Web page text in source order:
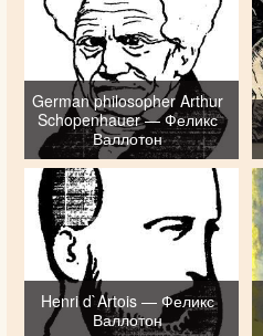
German philosopher Arthur
Schopenhauer — Феликс
Валлотон
Henri d`Artois — Феликс
Валлотон